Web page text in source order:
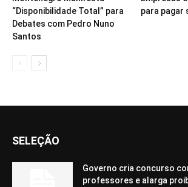
“Disponibilidade Total” para
Debates com Pedro Nuno
Santos
para pagar
SELEÇÃO
Governo cria concurso
professores e alarga